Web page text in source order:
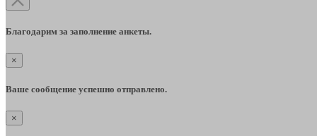
Благодарим за заполнение анкеты.
×
Ваше сообщение успешно отправлено.
×